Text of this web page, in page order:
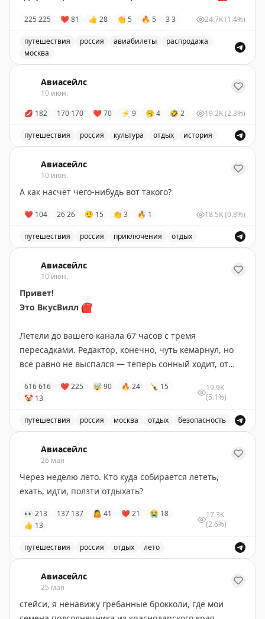
Ростов-на-Дону, Пушкинская улица, 163-169
Самара, Галактионовская улица, 130
Санкт-Петербург, набережная канала Грибоедова, 26
Санкт-Петербург, 9-я линия Васильевского острова, 44
Якутск, улица Лермонтова, 36/1
Казань, улица Николая Ершова, 62
Сочи, посёлок городского типа Красная Поляна, улица
Турчинского, 44А
Краснодар, Красная улица, 83
225 225 ❤ 81 👍 28 👏 5 🔥 5 33 24.7K(1.4%)
путешествия россия авиабилеты
распродажа
москва
Авиасейлс
10 июн.
💋 182 170 170 ❤ 70 ⚡ 9 🥱 4 🤣 2 19.2K(2.3%)
путешествия россия культура отдых история
Авиасейлс
10 июн.
А как насчёт чего-нибудь вот такого?
❤ 104 2626 🤨 15 👏 3 🔥 1 18.5K(0.8%)
путешествия россия приключения отдых
Авиасейлс
10 июн.
Привет!
Это ВкусВилл ❤️
Летели до вашего канала 67 часов с тремя
пересадками. Редактор, конечно, чуть кемарнул, но
всё равно не выспался — теперь сонный ходит, от
616616 ❤ 225 🤯 90 🔥 24 🍾 15
🤡 13
19.9K
(5.1%)
путешествия россия москва отдых безопасность
Авиасейлс
26 мая
Через неделю лето. Кто куда собирается лететь,
ехать, идти, ползти отдыхать?
👀 213 137 137 🤷 41 ❤ 21 😭 18
👍 13
17.3K
(2.6%)
путешествия россия отдых лето
Авиасейлс
25 мая
стейси, я ненавижу грёбанные брокколи, где мои